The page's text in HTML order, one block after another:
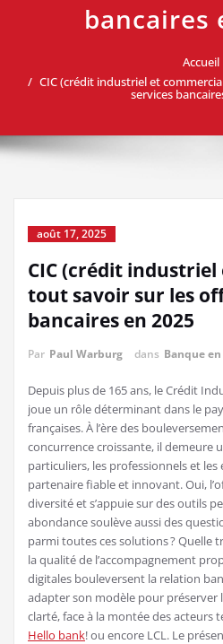
bancaires
Accueil
CIC (crédit industriel et
services
août 17, 2025
CIC (crédit
tout savoir sur les
bancaires en 2025
Par Paul Warburg dans Banque
Depuis plus de 165 ans, le Crédit
joue un rôle déterminant dans le
françaises. À l’ère des
concurrence croissante, il demeure
particuliers, les professionnels et
partenaire fiable et innovant. Oui,
diversité et s’appuie sur des outils
abondance soulève aussi des
parmi toutes ces solutions ? Quelle
la qualité de l’accompagnement
digitales bouleversent la relation
adapter son modèle pour préserver
clarté, face à la montée des acteurs
Hello bank! ou encore LCL. Le